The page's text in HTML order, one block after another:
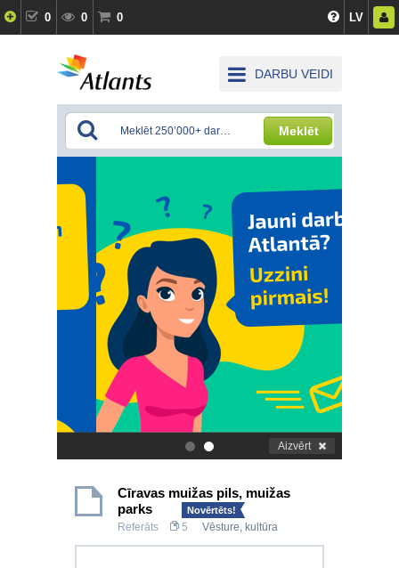
0 0 0 LV
DARBU VEIDI
Meklēt
. Aizvērt
Cīravas muižas pils, muižas
parks
Novērtēts!
Referāts 5 Vēsture, kultūra